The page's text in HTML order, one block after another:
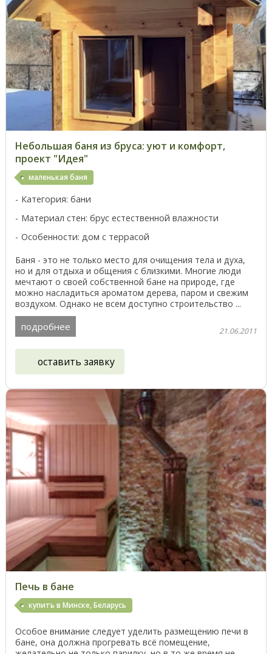
Небольшая баня из бруса: уют и комфорт,
проект "Идея"
маленькая баня
Категория: бани
Материал стен: брус естественной влажности
Особенности: дом с террасой
Баня - это не только место для очищения тела и духа,
но и для отдыха и общения с близкими. Многие люди
мечтают о своей собственной бане на природе, где
можно насладиться ароматом дерева, паром и свежим
воздухом. Однако не всем доступно строительство ...
подробнее 21.06.2011
оставить заявку
Печь в бане
купить в Минске, Беларусь
Особое внимание следует уделить размещению печи в
бане, она должна прогревать всё помещение,